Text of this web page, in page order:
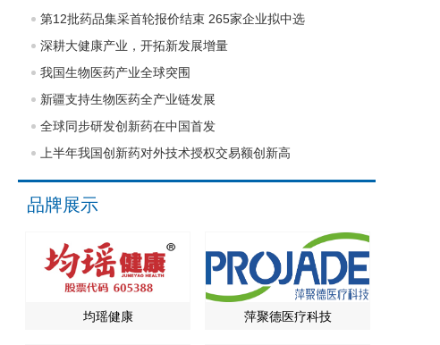
第12批药品集采首轮报价结束 265家企业拟中选
深耕大健康产业，开拓新发展增量
我国生物医药产业全球突围
新疆支持生物医药全产业链发展
全球同步研发创新药在中国首发
上半年我国创新药对外技术授权交易额创新高
品牌展示
均瑶健康 萍聚德医疗科技